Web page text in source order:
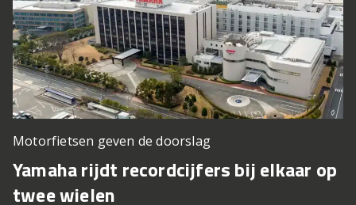
Motorfietsen geven de doorslag
Yamaha rijdt recordcijfers bij elkaar op
twee wielen